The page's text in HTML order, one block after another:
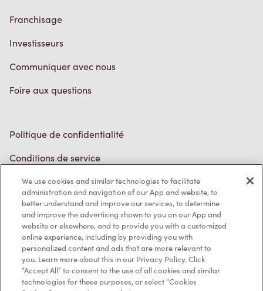
Investisseurs
Communiquer avec nous
Foire aux questions
Conditions de service
Marques de commerce
Accessibilité
Diagnostic
Contactez-nous
We use cookies and similar technologies to facilitate
administration and navigation of our App and website, to
better understand and improve our services, to determine
and improve the advertising shown to you on our App and
website or elsewhere, and to provide you with a customized
online experience, including by providing you with
personalized content and ads that are more relevant to
you. Learn more about this in our Privacy Policy. Click
“Accept All” to consent to the use of all cookies and similar
technologies for these purposes, or select “Cookies